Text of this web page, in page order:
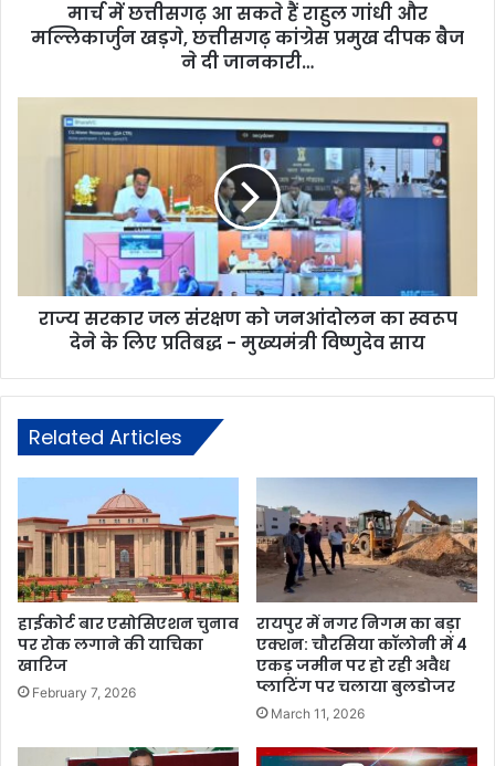
मार्च में छत्तीसगढ़ आ सकते हैं राहुल गांधी और
मल्लिकार्जुन खड़गे, छत्तीसगढ़ कांग्रेस प्रमुख दीपक बैज
ने दी जानकारी…
राज्य सरकार जल संरक्षण को जनआंदोलन का स्वरूप
देने के लिए प्रतिबद्ध - मुख्यमंत्री विष्णुदेव साय
Related Articles
हाईकोर्ट बार एसोसिएशन चुनाव
पर रोक लगाने की याचिका
खारिज
February 7, 2026
रायपुर में नगर निगम का बड़ा
एक्शन: चौरसिया कॉलोनी में 4
एकड़ जमीन पर हो रही अवैध
प्लाटिंग पर चलाया बुलडोजर
March 11, 2026